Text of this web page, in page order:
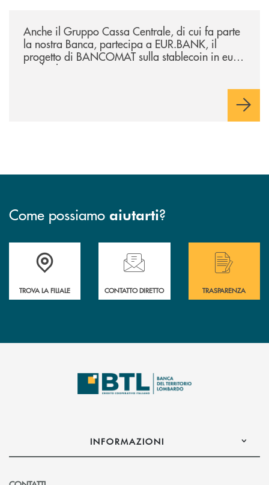
Anche il Gruppo Cassa Centrale, di cui fa parte
la nostra Banca, partecipa a EUR.BANK, il
progetto di BANCOMAT sulla stablecoin in euro
e sul relativo ecosistema
Come possiamo aiutarti?
Accedi all' elenco completo delle filiali .
TROVA LA FILIALE
Hai bisogno di assistenza immediata?
CONTATTO DIRETTO
Hai bisogno di
TRASPARENZA
INFORMAZIONI